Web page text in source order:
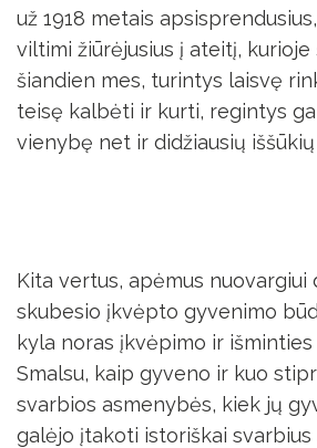
už 1918 metais
viltimi žiūrėjusius į ateitį, kurioje
šiandien mes, turintys laisvę
teisę kalbėti ir kurti, regintys
vienybę net ir didžiausių
Kita vertus, apėmus nuovargiui
skubesio įkvėpto gyvenimo
kyla noras įkvėpimo ir
Smalsu, kaip gyveno ir kuo
svarbios asmenybės, kiek jų
galėjo įtakoti istoriškai svarbius